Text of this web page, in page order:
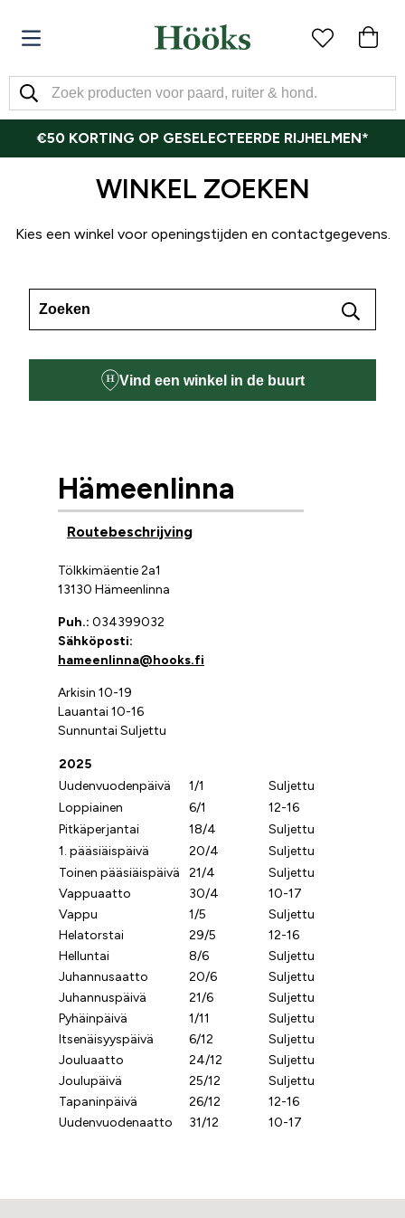
€50 KORTING OP GESELECTEERDE RIJHELMEN*
WINKEL ZOEKEN
Kies een winkel voor openingstijden en contactgegevens.
Vind een winkel in de buurt
Hämeenlinna
Routebeschrijving
Tölkkimäentie 2a1
13130 Hämeenlinna
Puh.: 034399032
Sähköposti:
hameenlinna@hooks.fi
Arkisin 10-19
Lauantai 10-16
Sunnuntai Suljettu
2025
Uudenvuodenpäivä
1/1
Suljettu
Loppiainen
6/1
12-16
Pitkäperjantai
18/4
Suljettu
1. pääsiäispäivä
20/4
Suljettu
Toinen pääsiäispäivä
21/4
Suljettu
Vappuaatto
30/4
10-17
Vappu
1/5
Suljettu
Helatorstai
29/5
12-16
Helluntai
8/6
Suljettu
Juhannusaatto
20/6
Suljettu
Juhannuspäivä
21/6
Suljettu
Pyhäinpäivä
1/11
Suljettu
Itsenäisyyspäivä
6/12
Suljettu
Jouluaatto
24/12
Suljettu
Joulupäivä
25/12
Suljettu
Tapaninpäivä
26/12
12-16
Uudenvuodenaatto
31/12 10-17